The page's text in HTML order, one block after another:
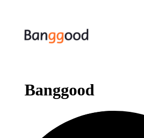
Banggood